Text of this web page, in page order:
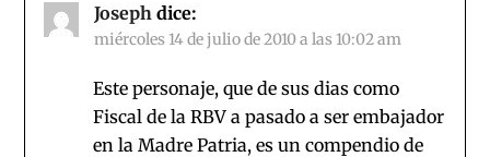
Joseph dice:
miércoles 14 de julio de 2010 a las 10:02 am
Este personaje, que de sus dias como
Fiscal de la RBV a pasado a ser embajador
en la Madre Patria, es un compendio de